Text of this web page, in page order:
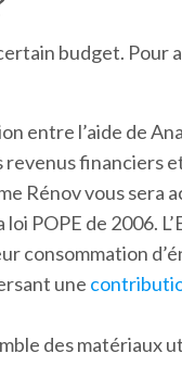
budget. Pour
entre l’aide de
financiers
Rénov vous sera
POPE de 2006.
consommation
une
des matériaux